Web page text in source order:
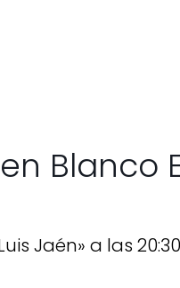
Blanco
Jaén» a las 20:30